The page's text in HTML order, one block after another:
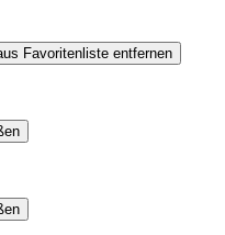
Favoritenliste entfernen